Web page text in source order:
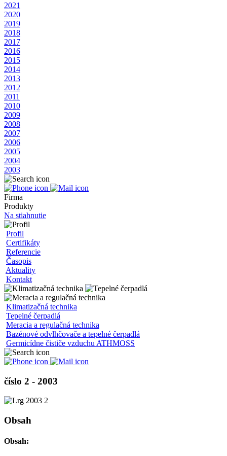
2021
2020
2019
2018
2017
2016
2015
2014
2013
2012
2011
2010
2009
2008
2007
2006
2005
2004
2003
Firma
Produkty
Na stiahnutie
Profil
Certifikáty
Referencie
Časopis
Aktuality
Kontakt
Klimatizačná technika
Tepelné čerpadlá
Meracia a regulačná technika
Bazénové odvlhčovače a tepelné čerpadlá
Germicídne čističe vzduchu ATHMOSS
číslo 2 - 2003
Obsah
Obsah: